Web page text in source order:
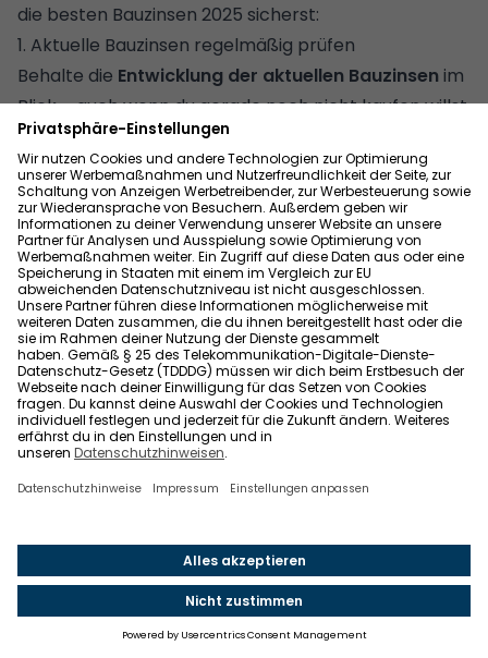
die besten Bauzinsen 2025 sicherst:
1. Aktuelle Bauzinsen regelmäßig prüfen
Behalte die Entwicklung der aktuellen Bauzinsen im
Blick – auch wenn du gerade noch nicht kaufen willst.
So erkennst du Trends frühzeitig und kannst besser
einschätzen, wann ein guter Einstiegszeitpunkt
gekommen ist.
2. Mehrere Angebote für die Baufinanzierung
vergleichen
Die aktuellen Baukreditzinsen variieren je nach
Anbieter. Hole deshalb mehrere Angebote ein und
achte dabei besonders auf denEffektivzinssatz– er
zeigt die tatsächlichen Kosten deines Baudarlehens.
Nur durch einen direkten Vergleich kannst du dir die
bestenBauzinsen 2025sichern.
3. Annuitätendarlehen mit optimaler Zinsbindung und
Annuitätendarlehenmit gleichbleibender
Monatsrate sorgt für Planungssicherheit. Wähle
abhängig vom aktuellen Bauzins eineZinsbindung